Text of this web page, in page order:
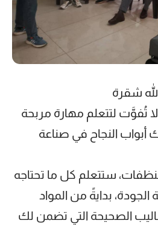
شقرة
لتتعلم مهارة مربحة
النجاح في صناعة
ستتعلم كل ما تحتاجه
بدايةً من المواد
الصحيحة التي تضمن لك